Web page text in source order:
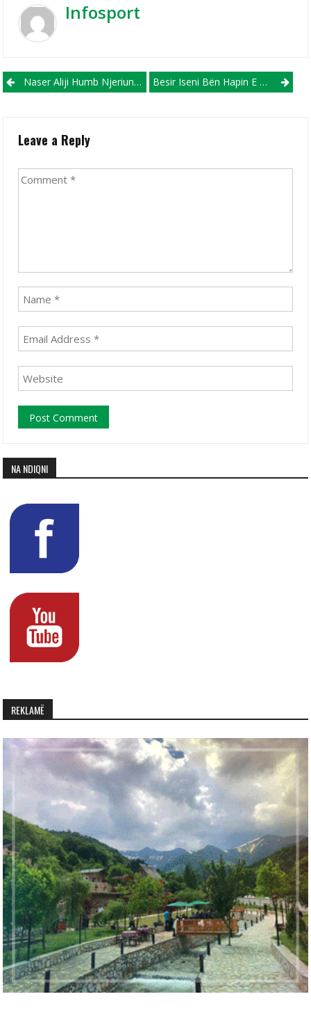
Infosport
Post navigation
Naser Aliji Humb Njeriun E Shtrenjtë Të Familjes! Besir Iseni Bën Hapin E Madh Në Karrierë! Transferohet Në Skoci
Leave a Reply
NA NDIQNI
REKLAMË